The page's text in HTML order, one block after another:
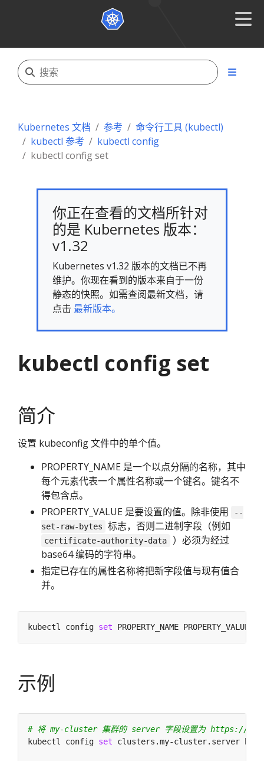
Kubernetes 文档 参考
命令行工具 (kubectl)
kubectl 参考
kubectl config
kubectl config set
你正在查看的文档所针对
的是 Kubernetes 版本：
v1.32
Kubernetes v1.32 版本的文档已不再
维护。你现在看到的版本来自于一份
静态的快照。如需查阅最新文档，请
点击 最新版本。
kubectl config set
简介
设置 kubeconfig 文件中的单个值。
PROPERTY_NAME 是一个以点分隔的名称，其中
每个元素代表一个属性名称或一个键名。键名不
得包含点。
PROPERTY_VALUE 是要设置的值。除非使用
--
set-raw-bytes
标志，否则二进制字段（例如
certificate-authority-data
）必须为经过
base64 编码的字符串。
指定已存在的属性名称将把新字段值与现有值合
并。
kubectl config set
示例
# 将 my-cluster 集群的 server 字段设置为 https://
kubectl config set